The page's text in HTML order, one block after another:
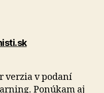
hovorí:
verzia v podaní
Ponúkam aj